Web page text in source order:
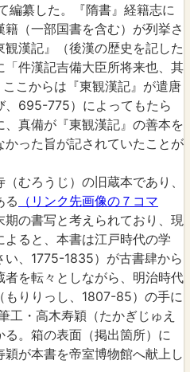
編纂した。『隋書』経籍志に
（一部国書を含む）が列挙さ
漢記』（後漢の歴史を記した
件漢記吉備大臣所将来也、其
こからは『東観漢記』が遣唐
、695-775）によってもたら
真備が『東観漢記』の善本を
った旨が記されていたことが
むろうじ）の旧蔵本であり、
る （リンク先画像の７コマ
の書写と考えられており、現
ると、本書は江戸時代の学
、1775-1835）が古書肆から
を転々としながら、明治時代
りりっし、1807-85）の手に
工・高木寿穎（たかぎじゅえ
。箱の表面（掲出箇所）に
穎が本書を帝室博物館へ献上し